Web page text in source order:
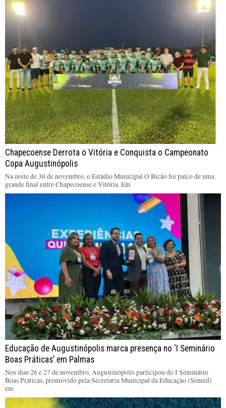
Chapecoense Derrota o Vitória e Conquista o Campeonato
Copa Augustinópolis
Na noite de 30 de novembro, o Estádio Municipal O Bicão foi palco de uma
grande final entre Chapecoense e Vitória. Em
Educação de Augustinópolis marca presença no ‘I Seminário
Boas Práticas’ em Palmas
Nos dias 26 e 27 de novembro, Augustinópolis participou do I Seminário
Boas Práticas, promovido pela Secretaria Municipal da Educação (Semed)
em